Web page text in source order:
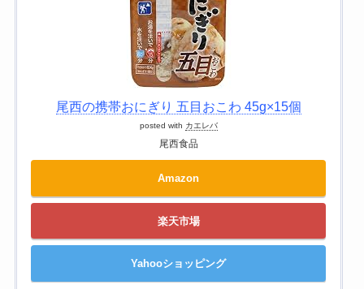
尾西の携帯おにぎり 五目おこわ 45g×15個
posted with カエレバ
尾西食品
Amazon
楽天市場
Yahooショッピング